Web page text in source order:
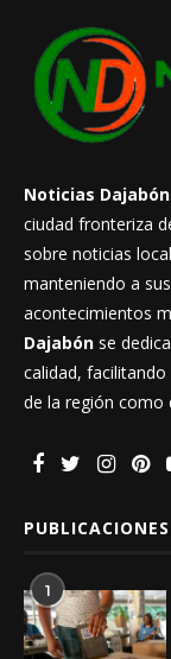
Noticias Dajabón
ciudad fronteriza
sobre noticias
manteniendo a
acontecimientos
Dajabón se
calidad,
de la región como
1